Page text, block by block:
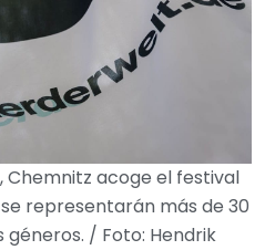
Chemnitz acoge el festival
representarán más de 30
/ Foto: Hendrik